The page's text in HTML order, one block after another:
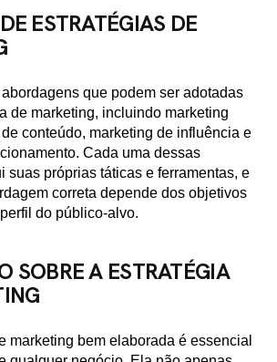
ESTRATÉGIAS DE
que podem ser adotadas
de marketing, incluindo marketing
conteúdo, marketing de influência e
Cada uma dessas
suas próprias táticas e ferramentas, e
correta depende dos objetivos
do público-alvo.
SOBRE A ESTRATÉGIA
marketing bem elaborada é essencial